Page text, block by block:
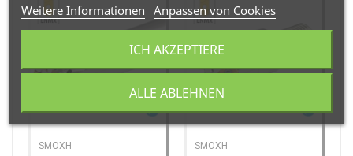
SMOXH SMOXH
Weitere Informationen Anpassen von Cookies
ALLE ABLEHNEN
ICH AKZEPTIERE